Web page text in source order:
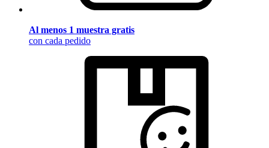
Al menos 1 muestra gratis
con cada pedido